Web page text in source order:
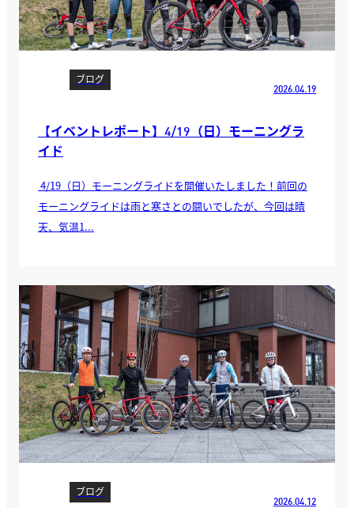
ブログ
2026.04.19
【イベントレポート】4/19（日）モーニングラ
イド
4/19（日）モーニングライドを開催いたしました！前回の
モーニングライドは雨と寒さとの闘いでしたが、今回は晴
天、気温1...
ブログ
2026.04.12